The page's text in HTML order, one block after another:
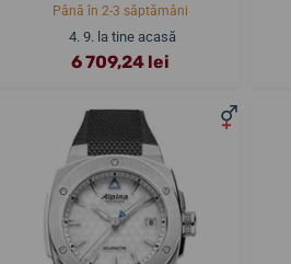
Până în 2-3 săptămâni
4. 9. la tine acasă
6 709,24 lei